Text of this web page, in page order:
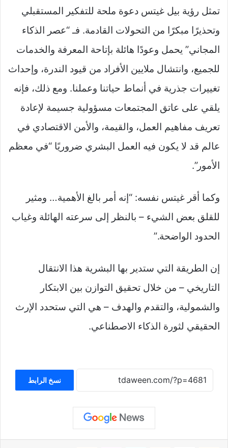
تمثل رؤية بيل غيتس دعوة ملحة للتفكير المستقبلي
وتحذيرًا مبكرًا من التحولات القادمة. فـ “عصر الذكاء
المجاني” يحمل وعودًا هائلة بإتاحة المعرفة والخدمات
للجميع، وانتشال ملايين الأفراد من قيود الندرة، وإحداث
تغييرات جذرية في أنماط حياتنا وعملنا. ومع ذلك، فإنه
يلقي على عاتق المجتمعات مسؤولية جسيمة لإعادة
تعريف مفاهيم العمل، والقيمة، والأمن الاقتصادي في
عالم قد لا يكون فيه العمل البشري ضروريًا “في معظم
الأمور”.
وكما أقر غيتس نفسه: “إنه أمر بالغ الأهمية… ومثير
للقلق بعض الشيء – بالنظر إلى سرعته الهائلة وغياب
الحدود الواضحة.”
إن الطريقة التي ستدير بها البشرية هذا الانتقال
التاريخي – من خلال تحقيق التوازن بين الابتكار
والشمولية، والتقدم والهدف – هي التي ستحدد الإرث
الحقيقي لثورة الذكاء الاصطناعي.
نسخ الرابط